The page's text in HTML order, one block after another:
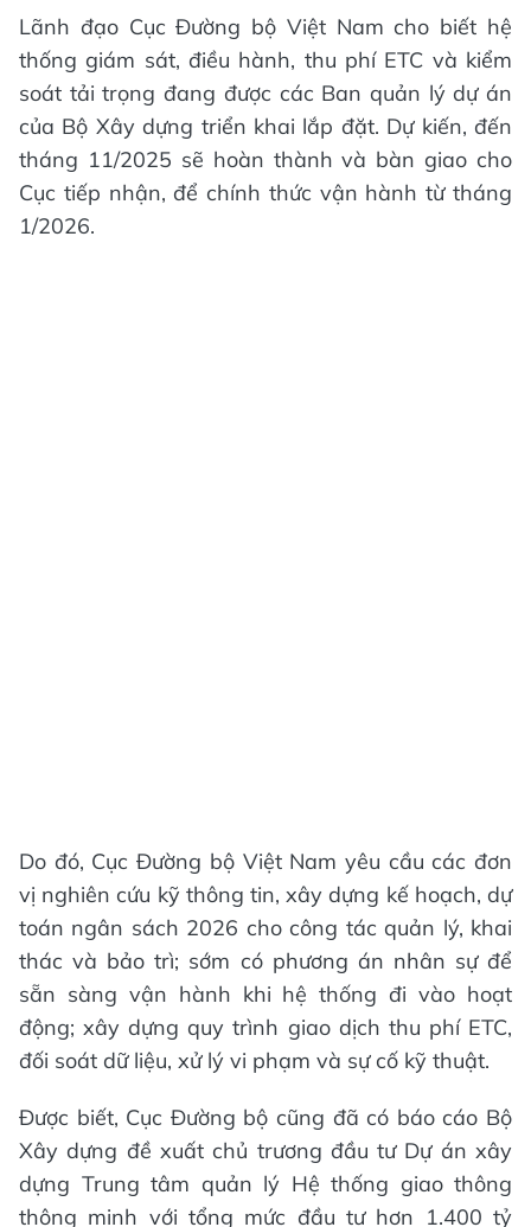
Lãnh đạo Cục Đường bộ Việt Nam cho biết hệ
thống giám sát, điều hành, thu phí ETC và kiểm
soát tải trọng đang được các Ban quản lý dự án
của Bộ Xây dựng triển khai lắp đặt. Dự kiến, đến
tháng 11/2025 sẽ hoàn thành và bàn giao cho
Cục tiếp nhận, để chính thức vận hành từ tháng
1/2026.
Do đó, Cục Đường bộ Việt Nam yêu cầu các đơn
vị nghiên cứu kỹ thông tin, xây dựng kế hoạch, dự
toán ngân sách 2026 cho công tác quản lý, khai
thác và bảo trì; sớm có phương án nhân sự để
sẵn sàng vận hành khi hệ thống đi vào hoạt
động; xây dựng quy trình giao dịch thu phí ETC,
đối soát dữ liệu, xử lý vi phạm và sự cố kỹ thuật.
Được biết, Cục Đường bộ cũng đã có báo cáo Bộ
Xây dựng đề xuất chủ trương đầu tư Dự án xây
dựng Trung tâm quản lý Hệ thống giao thông
thông minh với tổng mức đầu tư hơn 1.400 tỷ